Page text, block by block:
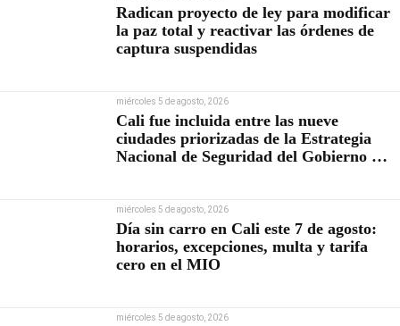
Radican proyecto de ley para modificar
la paz total y reactivar las órdenes de
captura suspendidas
miércoles 5 de agosto, 2026
Cali fue incluida entre las nueve
ciudades priorizadas de la Estrategia
Nacional de Seguridad del Gobierno de
miércoles 5 de agosto, 2026
Día sin carro en Cali este 7 de agosto:
horarios, excepciones, multa y tarifa
cero en el MIO
miércoles 5 de agosto, 2026